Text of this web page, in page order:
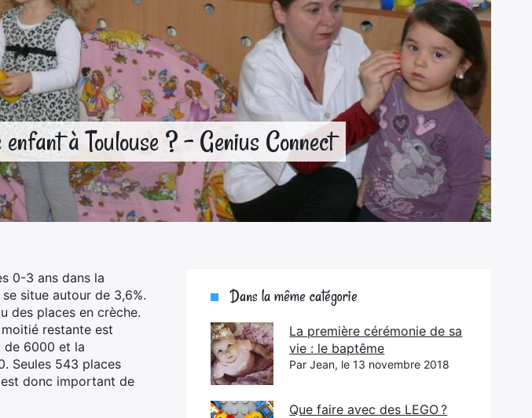
à Toulouse ? – Genius Connect
0-3 ans dans la
situe autour de 3,6%.
des places en crèche.
restante est
de 6000 et la
Seules 543 places
donc important de
Dans la même catégorie
La première cérémonie de sa
vie : le baptême
Par Jean, le 13 novembre 2018
Que faire avec des LEGO ?